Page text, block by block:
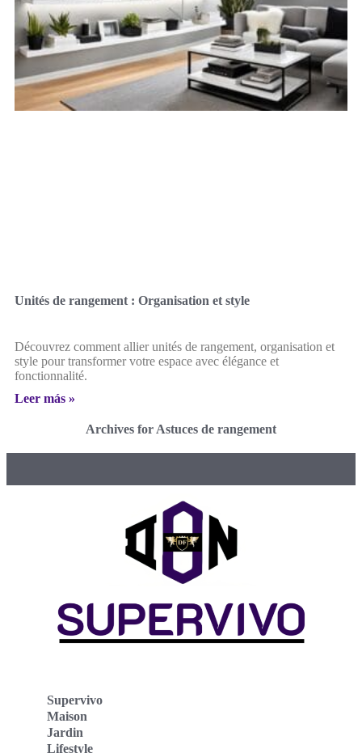
Unités de rangement : Organisation et style
Découvrez comment allier unités de rangement, organisation et
style pour transformer votre espace avec élégance et
fonctionnalité.
Leer más »
Archives for Astuces de rangement
Supervivo
Maison
Jardin
Lifestyle